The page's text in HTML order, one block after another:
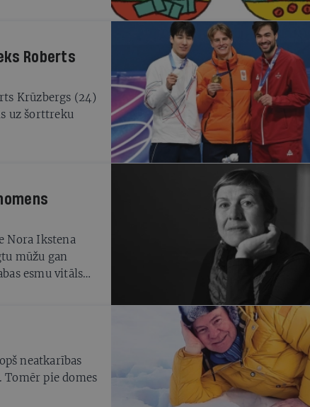
Roberts
Krūzbergs (24)
uz šorttreku
Nora Ikstena
mūžu gan
esmu vitāls
neatkarības
Tomēr pie domes